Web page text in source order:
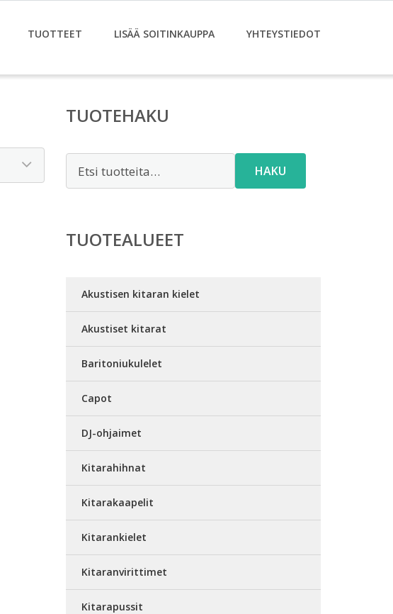
TUOTTEET LISÄÄ SOITINKAUPPA YHTEYSTIEDOT
TUOTEHAKU
HAKU
TUOTEALUEET
Akustisen kitaran kielet
Akustiset kitarat
Baritoniukulelet
Capot
DJ-ohjaimet
Kitarahihnat
Kitarakaapelit
Kitarankielet
Kitaranvirittimet
Kitarapussit